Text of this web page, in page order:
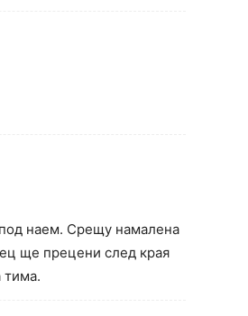
наем. Срещу намалена
ще прецени след края
тима.